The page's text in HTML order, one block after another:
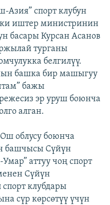
Азия” спорт клубун
иштер министринин
басары Курсан Асанов
турганы
белгилүү.
башка бир машыгуу
бажы
эр уруш боюнча
алган.
облусу боюнча
башчысы Сүйүн
аттуу чоң спорт
Сүйүн
спорт клубдары
сүр көрсөтүү үчүн